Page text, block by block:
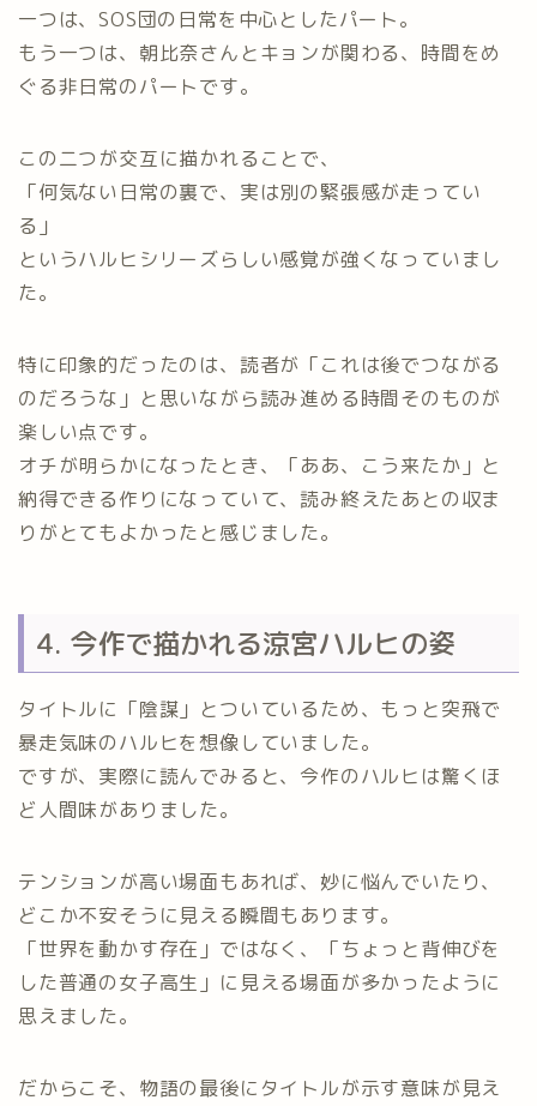
一つは、SOS団の日常を中心としたパート。
もう一つは、朝比奈さんとキョンが関わる、時間をめ
ぐる非日常のパートです。
この二つが交互に描かれることで、
「何気ない日常の裏で、実は別の緊張感が走ってい
る」
というハルヒシリーズらしい感覚が強くなっていまし
た。
特に印象的だったのは、読者が「これは後でつながる
のだろうな」と思いながら読み進める時間そのものが
楽しい点です。
オチが明らかになったとき、「ああ、こう来たか」と
納得できる作りになっていて、読み終えたあとの収ま
りがとてもよかったと感じました。
4. 今作で描かれる涼宮ハルヒの姿
タイトルに「陰謀」とついているため、もっと突飛で
暴走気味のハルヒを想像していました。
ですが、実際に読んでみると、今作のハルヒは驚くほ
ど人間味がありました。
テンションが高い場面もあれば、妙に悩んでいたり、
どこか不安そうに見える瞬間もあります。
「世界を動かす存在」ではなく、「ちょっと背伸びを
した普通の女子高生」に見える場面が多かったように
思えました。
だからこそ、物語の最後にタイトルが示す意味が見え